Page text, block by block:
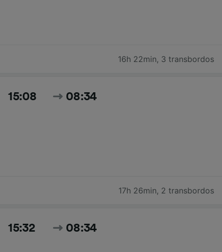
16h 22min, 3 transbordos
15:08 08:34
17h 26min, 2 transbordos
15:32 08:34